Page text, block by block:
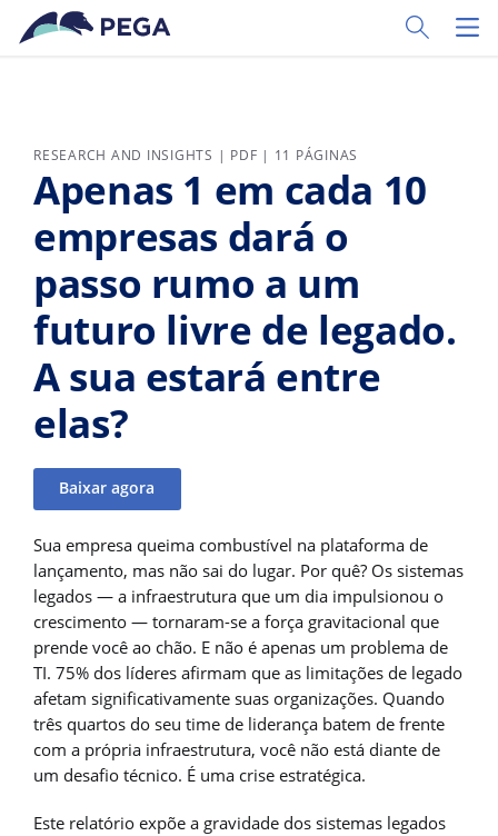
Pular para o conteúdo principal
Toggle
RESEARCH AND INSIGHTS | PDF | 11 PÁGINAS
Apenas 1 em cada 10
empresas dará o
passo rumo a um
futuro livre de legado.
A sua estará entre
elas?
Baixar agora
Sua empresa queima combustível na plataforma de
lançamento, mas não sai do lugar. Por quê? Os sistemas
legados — a infraestrutura que um dia impulsionou o
crescimento — tornaram-se a força gravitacional que
prende você ao chão. E não é apenas um problema de
TI. 75% dos líderes afirmam que as limitações de legado
afetam significativamente suas organizações. Quando
três quartos do seu time de liderança batem de frente
com a própria infraestrutura, você não está diante de
um desafio técnico. É uma crise estratégica.
Este relatório expõe a gravidade dos sistemas legados